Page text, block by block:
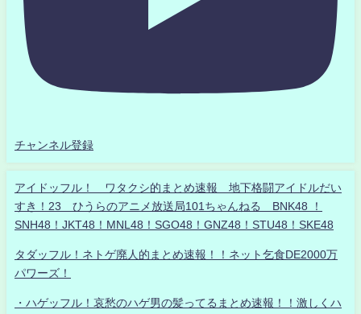
チャンネル登録
アイドッフル！ ワタクシ的まとめ速報 地下格闘アイドルだい
すき！23 ひうらのアニメ放送局101ちゃんねる BNK48 ！
SNH48！JKT48！MNL48！SGO48！GNZ48！STU48！SKE48
タダッフル！ネトゲ廃人的まとめ速報！！ネット乞食DE2000万
パワーズ！
・ハゲッフル！哀愁のハゲ男の髪ってるまとめ速報！！激しくハ